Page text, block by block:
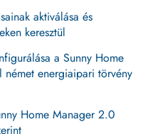
aktiválása és
keresztül
a Sunny Home
energiaipari törvény
Home Manager 2.0